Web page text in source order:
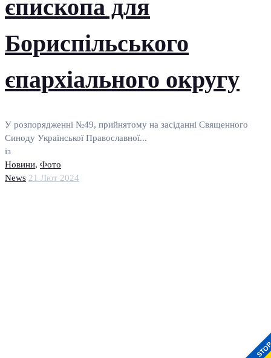
єпископа для
Бориспільського
єпархіального округу
У розпорядженні №49, прийнятому на засіданні Священного
Синоду Української Православної...
із
Новини, Фото
News 21 Лют 2024